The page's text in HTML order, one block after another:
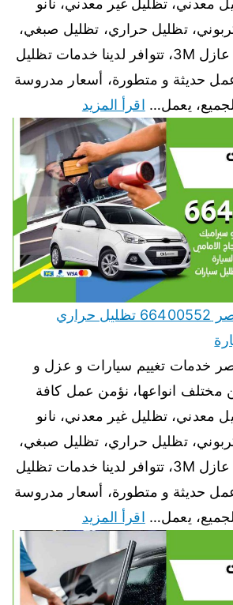
معدني، تظليل غير معدني، نانو
تظليل حراري، تظليل صبغي،
نقوم بتأمين تظليل عازل 3M، تتوافر لدينا خدمات تظليل
حديثة و متطورة، أسعار مدروسة
يعمل… اقرأ المزيد
تظليل سيارات القصر 66400552 تظليل حراري
خدمات تغييم سيارات و عزل و
مختلف انواعها، نؤمن عمل كافة
معدني، تظليل غير معدني، نانو
تظليل حراري، تظليل صبغي،
نقوم بتأمين تظليل عازل 3M، تتوافر لدينا خدمات تظليل
حديثة و متطورة، أسعار مدروسة
يعمل… اقرأ المزيد